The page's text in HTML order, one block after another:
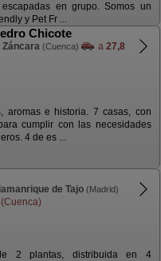
en grupo. Somos un
y Pet Fr ...
Chicote
Záncara (Cuenca) a 27,8
aromas e historia. 7 casas, con
cumplir con las necesidades
4 de es ...
de Tajo (Madrid)
2 plantas, distribuida en 4